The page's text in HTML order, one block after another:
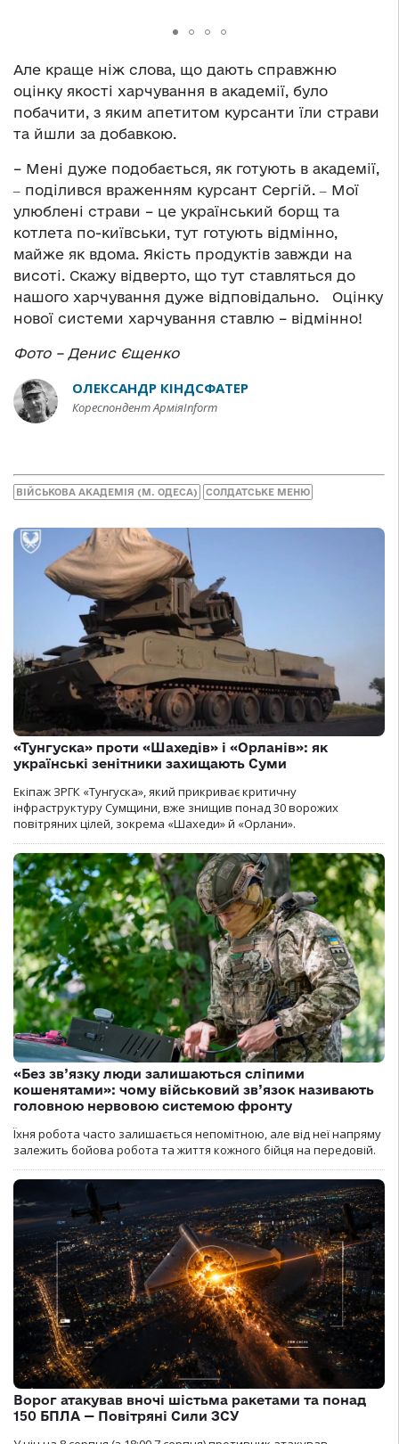
Але краще ніж слова, що дають справжню
оцінку якості харчування в академії, було
побачити, з яким апетитом курсанти їли страви
та йшли за добавкою.
– Мені дуже подобається, як готують в академії,
‒ поділився враженням курсант Сергій. ‒ Мої
улюблені страви – це український борщ та
котлета по-київськи, тут готують відмінно,
майже як вдома. Якість продуктів завжди на
висоті. Скажу відверто, що тут ставляться до
нашого харчування дуже відповідально. Оцінку
нової системи харчування ставлю – відмінно!
Фото – Денис Єщенко
ОЛЕКСАНДР КІНДСФАТЕР
Кореспондент АрміяInform
ВІЙСЬКОВА АКАДЕМІЯ (М. ОДЕСА) СОЛДАТСЬКЕ МЕНЮ
«Тунгуска» проти «Шахедів» і «Орланів»: як
українські зенітники захищають Суми
Екіпаж ЗРГК «Тунгуска», який прикриває критичну
інфраструктуру Сумщини, вже знищив понад 30 ворожих
повітряних цілей, зокрема «Шахеди» й «Орлани».
«Без зв’язку люди залишаються сліпими
кошенятами»: чому військовий зв’язок називають
головною нервовою системою фронту
Їхня робота часто залишається непомітною, але від неї напряму
залежить бойова робота та життя кожного бійця на передовій.
Ворог атакував вночі шістьма ракетами та понад
150 БПЛА — Повітряні Сили ЗСУ